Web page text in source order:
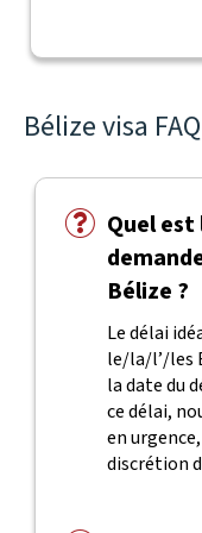
Bélize visa FAQ
Quel
Bélize ?
Le délai
le/la/l’/les
la date du
ce délai,
en
discrétion